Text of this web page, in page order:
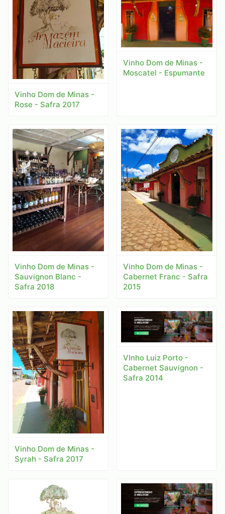
Vinho Dom de Minas -
Rose - Safra 2017
Vinho Dom de Minas -
Moscatel - Espumante
Vinho Dom de Minas -
Sauvignon Blanc -
Safra 2018
Vinho Dom de Minas -
Cabernet Franc - Safra
2015
Vinho Dom de Minas -
Syrah - Safra 2017
VInho Luiz Porto -
Cabernet Sauvignon -
Safra 2014